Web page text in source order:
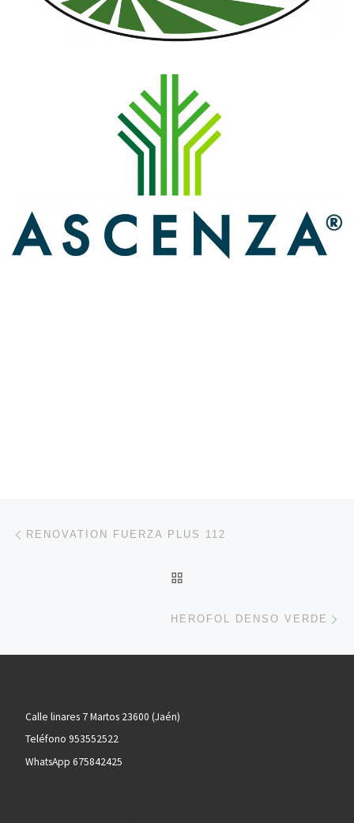
Navegación de entradas
RENOVATION FUERZA PLUS 112
HEROFOL DENSO VERDE
Calle linares 7 Martos 23600 (Jaén)
Teléfono 953552522
WhatsApp 675842425